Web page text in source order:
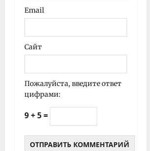
Email
Сайт
Пожалуйста, введите ответ
цифрами:
9 + 5 =